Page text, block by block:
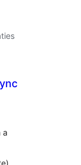
a